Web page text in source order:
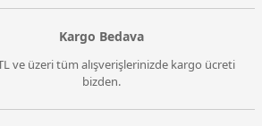
Kargo Bedava
ve üzeri tüm alışverişlerinizde kargo ücreti
bizden.